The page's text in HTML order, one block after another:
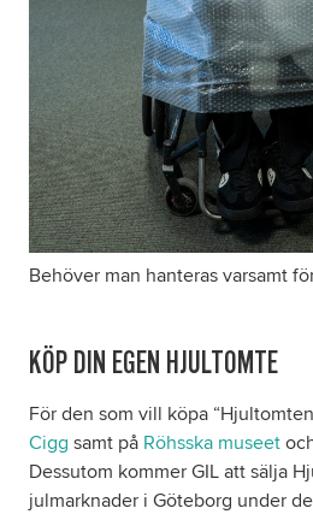
Behöver man hanteras varsamt
KÖP DIN EGEN HJULTOMTE
För den som vill köpa
Cigg samt på Röhsska museet
Dessutom kommer GIL att sälja
julmarknader i Göteborg under